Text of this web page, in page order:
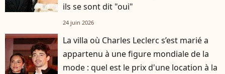
ils se sont dit "oui"
24 juin 2026
La villa où Charles Leclerc s’est marié a
appartenu à une figure mondiale de la
mode : quel est le prix d'une location à la